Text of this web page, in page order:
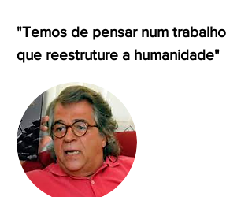
"Temos de pensar num trabalho
que reestruture a humanidade"